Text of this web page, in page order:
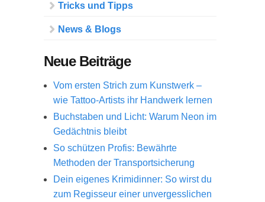
Tricks und Tipps
News & Blogs
Neue Beiträge
Vom ersten Strich zum Kunstwerk –
wie Tattoo-Artists ihr Handwerk lernen
Buchstaben und Licht: Warum Neon im
Gedächtnis bleibt
So schützen Profis: Bewährte
Methoden der Transportsicherung
Dein eigenes Krimidinner: So wirst du
zum Regisseur einer unvergesslichen